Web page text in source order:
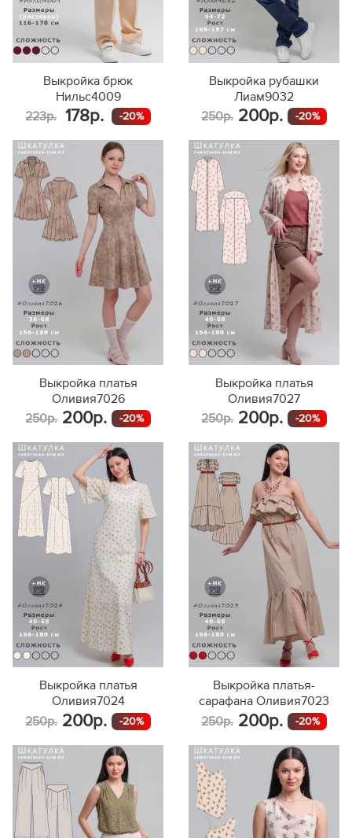
Выкройка брюк
Нильс4009
223р.
178р. -20%
Выкройка рубашки
Лиам9032
250р. 200р. -20%
Выкройка платья
Оливия7026
250р. 200р. -20%
Выкройка платья
Оливия7027
250р. 200р. -20%
Выкройка платья
Оливия7024
250р. 200р. -20%
Выкройка платья-
сарафана Оливия7023
250р. 200р. -20%